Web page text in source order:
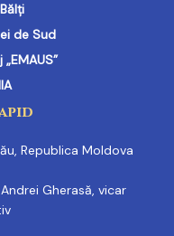
de Sud
Republica Moldova
Gherasă, vicar